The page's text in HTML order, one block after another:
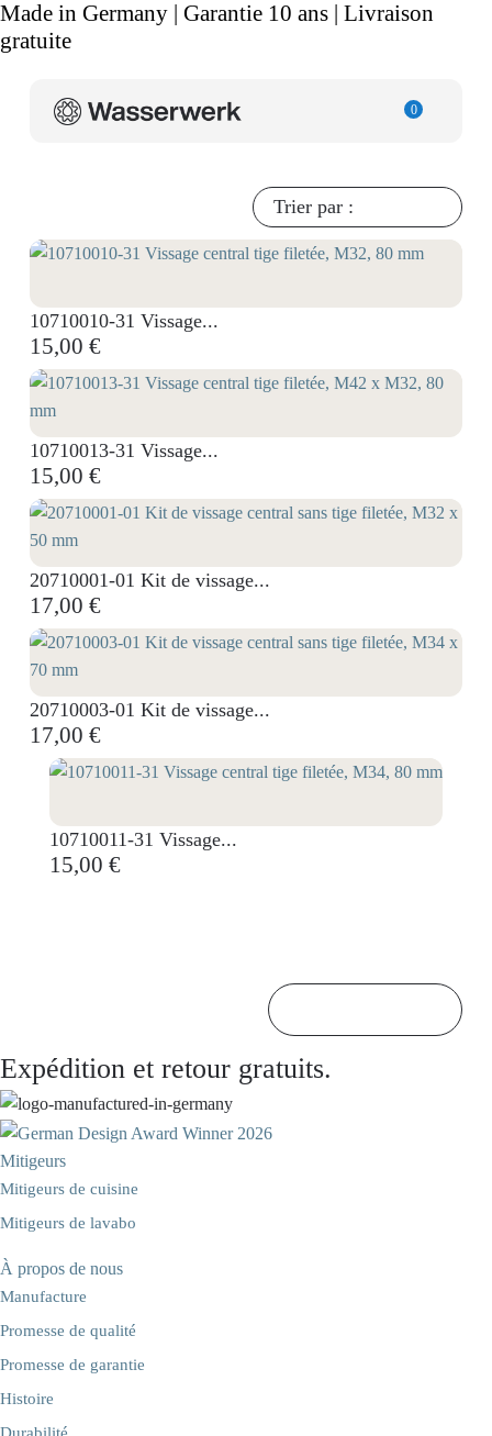
Made in Germany | Garantie 10 ans | Livraison
gratuite
0
Trier par :
10710010-31 Vissage...
15,00 €
10710013-31 Vissage...
15,00 €
20710001-01 Kit de vissage...
17,00 €
20710003-01 Kit de vissage...
17,00 €
10710011-31 Vissage...
15,00 €
Expédition et retour gratuits.
Mitigeurs
Mitigeurs de cuisine
Mitigeurs de lavabo
À propos de nous
Manufacture
Promesse de qualité
Promesse de garantie
Histoire